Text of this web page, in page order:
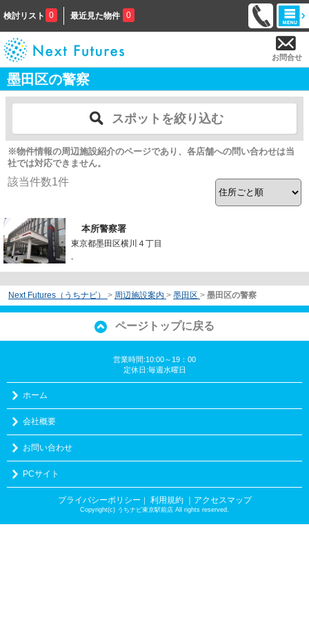
検討リスト 0 最近見た物件 0
お問合せ
墨田区の警察
スポットを絞り込む
※物件情報の周辺施設紹介のページであり、各店舗への問い合わせは当
社では対応できません。
該当件数1件
本所警察署
東京都墨田区横川４丁目
-
Next Futures（うちナビ） > 周辺施設案内 > 墨田区 > 墨田区の警察
ページトップに戻る
営業時間:10:00～19：00
定休日:毎週水曜日
ホーム
会社概要
お問い合わせ
PCサイト
プライバシーポリシー ｜ 利用規約 ｜アクセスマップ
Copyright(c) うちナビ東京駅前店 All rights reserved.